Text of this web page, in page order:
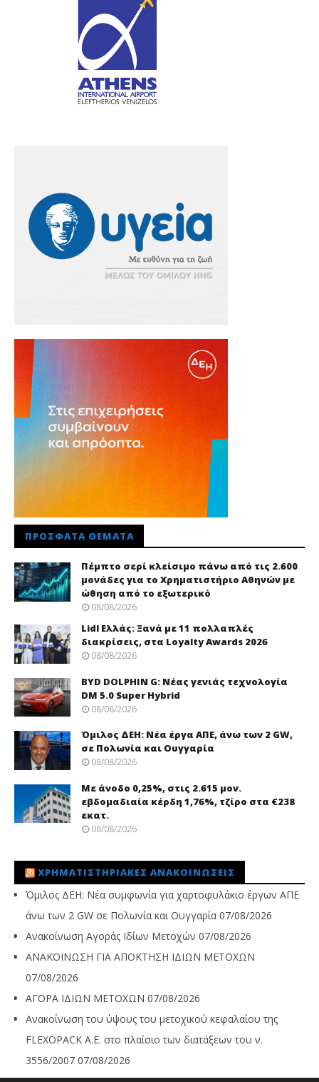
ΠΡΌΣΦΑΤΑ ΘΈΜΑΤΑ
Πέμπτο σερί κλείσιμο πάνω από τις 2.600
μονάδες για το Χρηματιστήριο Αθηνών με
ώθηση από το εξωτερικό
08/08/2026
Lidl Ελλάς: Ξανά με 11 πολλαπλές
διακρίσεις, στα Loyalty Awards 2026
08/08/2026
BYD DOLPHIN G: Νέας γενιάς τεχνολογία
DM 5.0 Super Hybrid
08/08/2026
Όμιλος ΔΕΗ: Νέα έργα ΑΠΕ, άνω των 2 GW,
σε Πολωνία και Ουγγαρία
08/08/2026
Με άνοδο 0,25%, στις 2.615 μον.
εβδομαδιαία κέρδη 1,76%, τζίρο στα €238
εκατ.
08/08/2026
ΧΡΗΜΑΤΙΣΤΗΡΙΑΚΈΣ ΑΝΑΚΟΙΝΏΣΕΙΣ
Όμιλος ΔΕΗ: Νέα συμφωνία για χαρτοφυλάκιο έργων ΑΠΕ
άνω των 2 GW σε Πολωνία και Ουγγαρία 07/08/2026
Ανακοίνωση Αγοράς Ιδίων Μετοχών 07/08/2026
ΑΝΑΚΟΙΝΩΣΗ ΓΙΑ ΑΠΟΚΤΗΣΗ ΙΔΙΩΝ ΜΕΤΟΧΩΝ
07/08/2026
ΑΓΟΡΑ ΙΔΙΩΝ ΜΕΤΟΧΩΝ 07/08/2026
Ανακοίνωση του ύψους του μετοχικού κεφαλαίου της
FLEXOPACK A.E. στο πλαίσιο των διατάξεων του ν.
3556/2007 07/08/2026